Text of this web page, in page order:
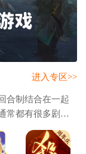
合制结合在一起
常都有很多剧情
在这类游戏里虽
进入专区>>